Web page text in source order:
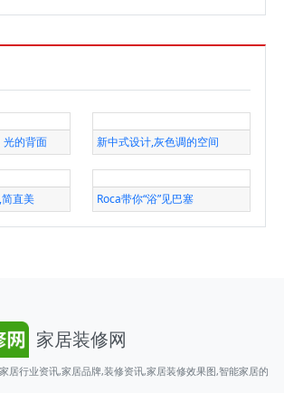
光的背面 新中式设计,灰色调的空间
直美 Roca带你“浴”见巴塞
家居装修网
居行业资讯,家居品牌,装修资讯,家居装修效果图,智能家居的